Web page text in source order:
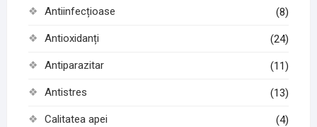
Antiinfecțioase (8)
Antioxidanți (24)
Antiparazitar (11)
Antistres (13)
Calitatea apei (4)